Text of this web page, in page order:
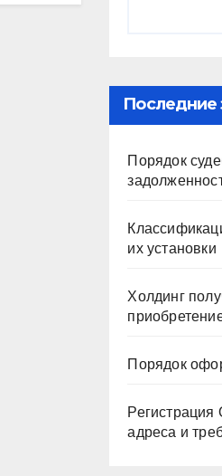
Последние
Порядок
их установки
Холдинг
Порядок
адреса и